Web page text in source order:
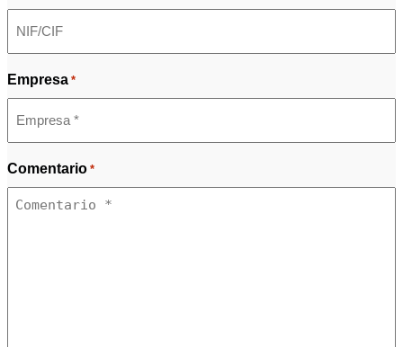
Empresa *
Comentario *